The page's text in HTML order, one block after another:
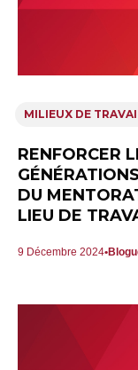
MILIEUX DE
RENFORCER
DU
LIEU DE
9 Décembre 2024